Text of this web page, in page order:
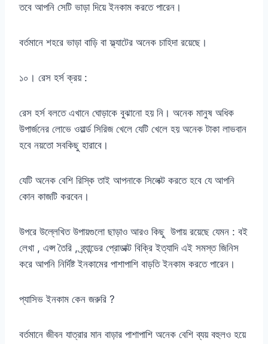
তবে আপনি সেটি ভাড়া দিয়ে ইনকাম করতে পারেন।
বর্তমানে শহরে ভাড়া বাড়ি বা ফ্ল্যাটের অনেক চাহিদা রয়েছে।
১০। রেস হর্স ক্রয় :
রেস হর্স বলতে এখানে ঘোড়াকে বুঝানো হয় নি। অনেক মানুষ অধিক
উপার্জনের লোভে ওয়ার্ল্ড সিরিজ খেলে যেটি খেলে হয় অনেক টাকা লাভবান
হবে নয়তো সবকিছু হারাবে।
যেটি অনেক বেশি রিস্কি তাই আপনাকে সিলেক্ট করতে হবে যে আপনি
কোন কাজটি করবেন।
উপরে উল্লেখিত উপায়গুলো ছাড়াও আরও কিছু উপায় রয়েছে যেমন : বই
লেখা , এপ্স তৈরি , ব্র্যান্ডের প্রোডাক্ট বিক্রি ইত্যাদি এই সমস্ত জিনিস
করে আপনি নির্দিষ্ট ইনকামের পাশাপাশি বাড়তি ইনকাম করতে পারেন।
প্যাসিভ ইনকাম কেন জরুরি ?
বর্তমানে জীবন যাত্রার মান বাড়ার পাশাপাশি অনেক বেশি ব্যয় বহুলও হয়ে